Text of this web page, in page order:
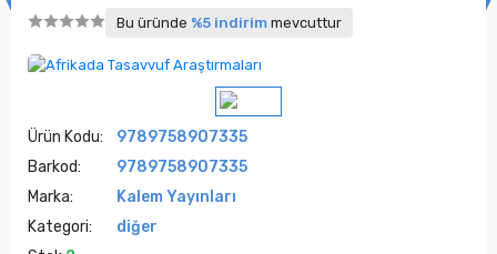
Bu üründe %5 indirim mevcuttur
Ürün Kodu:
9789758907335
Barkod:
9789758907335
Marka:
Kalem Yayınları
Kategori:
diğer